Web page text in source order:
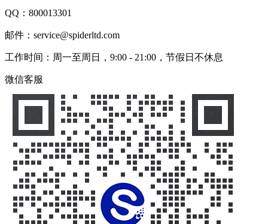
QQ： 800013301
邮件：service@spiderltd.com
工作时间：周一至周日，9:00 - 21:00，节假日不休息
微信客服